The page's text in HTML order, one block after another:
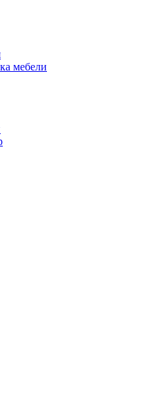
мебели